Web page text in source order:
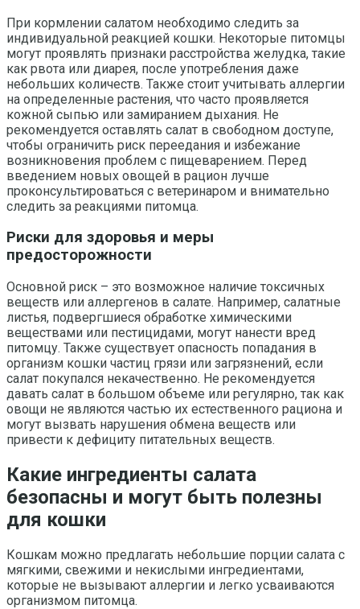
При кормлении салатом необходимо следить за
индивидуальной реакцией кошки. Некоторые питомцы
могут проявлять признаки расстройства желудка, такие
как рвота или диарея, после употребления даже
небольших количеств. Также стоит учитывать аллергии
на определенные растения, что часто проявляется
кожной сыпью или замиранием дыхания. Не
рекомендуется оставлять салат в свободном доступе,
чтобы ограничить риск переедания и избежание
возникновения проблем с пищеварением. Перед
введением новых овощей в рацион лучше
проконсультироваться с ветеринаром и внимательно
следить за реакциями питомца.
Риски для здоровья и меры
предосторожности
Основной риск – это возможное наличие токсичных
веществ или аллергенов в салате. Например, салатные
листья, подвергшиеся обработке химическими
веществами или пестицидами, могут нанести вред
питомцу. Также существует опасность попадания в
организм кошки частиц грязи или загрязнений, если
салат покупался некачественно. Не рекомендуется
давать салат в большом объеме или регулярно, так как
овощи не являются частью их естественного рациона и
могут вызвать нарушения обмена веществ или
привести к дефициту питательных веществ.
Какие ингредиенты салата
безопасны и могут быть полезны
для кошки
Кошкам можно предлагать небольшие порции салата с
мягкими, свежими и некислыми ингредиентами,
которые не вызывают аллергии и легко усваиваются
организмом питомца.